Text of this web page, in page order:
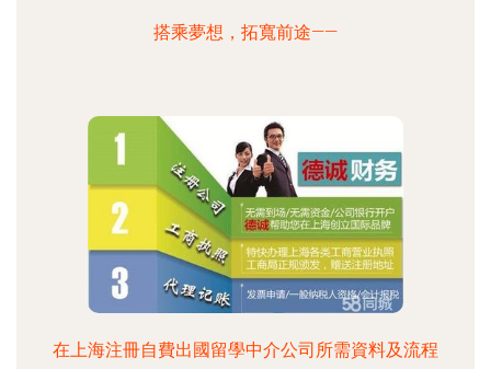
搭乘夢想，拓寬前途——
在上海注冊自費出國留學中介公司所需資料及流程